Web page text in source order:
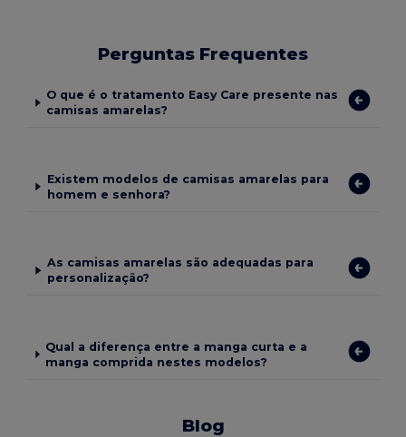
Perguntas Frequentes
O que é o tratamento Easy Care presente nas
camisas amarelas?
Existem modelos de camisas amarelas para
homem e senhora?
As camisas amarelas são adequadas para
personalização?
Qual a diferença entre a manga curta e a
manga comprida nestes modelos?
Blog